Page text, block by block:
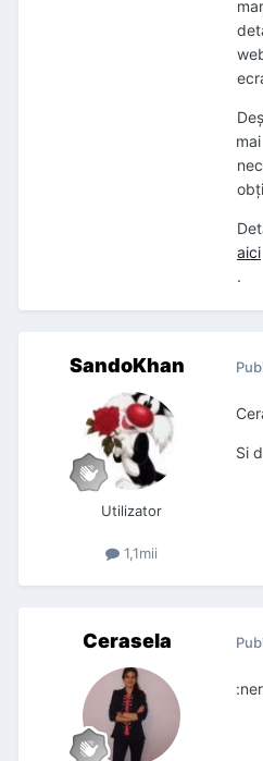
mai
aici
.
SandoKhan
Utilizator
1,1mii
Si
Cerasela